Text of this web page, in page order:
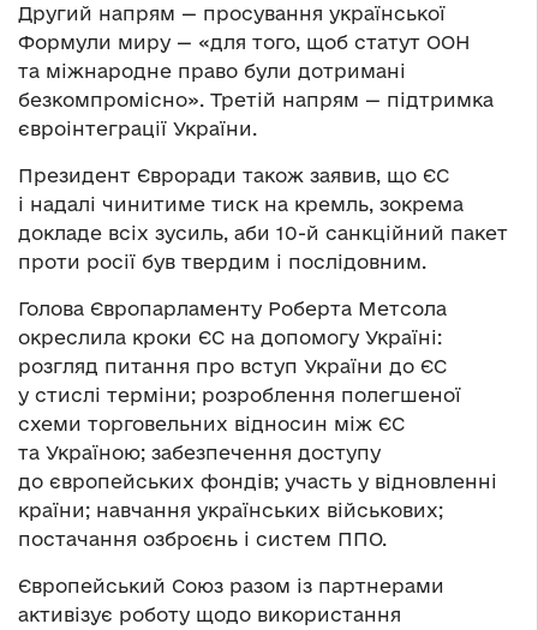
Другий напрям — просування української
Формули миру — «для того, щоб статут ООН
та міжнародне право були дотримані
безкомпромісно». Третій напрям — підтримка
євроінтеграції України.
Президент Євроради також заявив, що ЄС
і надалі чинитиме тиск на кремль, зокрема
докладе всіх зусиль, аби 10-й санкційний пакет
проти росії був твердим і послідовним.
Голова Європарламенту Роберта Метсола
окреслила кроки ЄС на допомогу Україні:
розгляд питання про вступ України до ЄС
у стислі терміни; розроблення полегшеної
схеми торговельних відносин між ЄС
та Україною; забезпечення доступу
до європейських фондів; участь у відновленні
країни; навчання українських військових;
постачання озброєнь і систем ППО.
Європейський Союз разом із партнерами
активізує роботу щодо використання